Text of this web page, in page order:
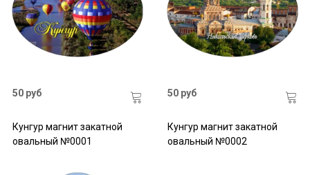
50 руб
Кунгур магнит закатной
овальный №0001
50 руб
Кунгур магнит закатной
овальный №0002